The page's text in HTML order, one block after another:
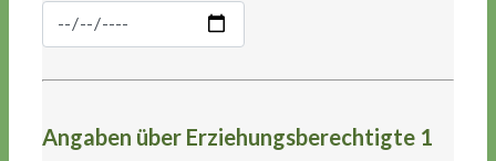
Angaben über Erziehungsberechtigte 1